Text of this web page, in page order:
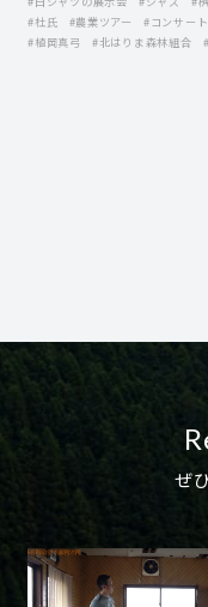
#杜氏
#農業ツアー #コンサート
#植岡真弓
#北はりま森林組合
ぜ